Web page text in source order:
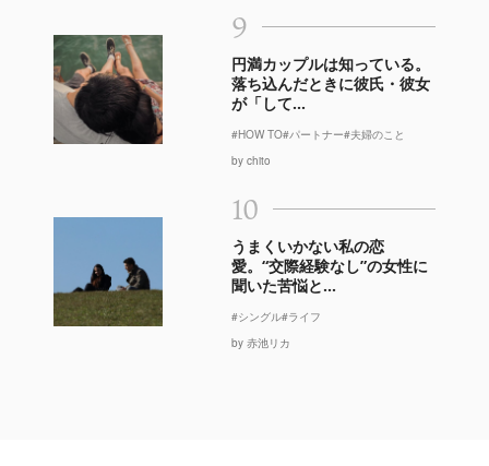
9
円満カップルは知っている。
落ち込んだときに彼氏・彼女
が「して...
#HOW TO#パートナー#夫婦のこと
by chito
10
うまくいかない私の恋
愛。“交際経験なし”の女性に
聞いた苦悩と...
#シングル#ライフ
by 赤池リカ